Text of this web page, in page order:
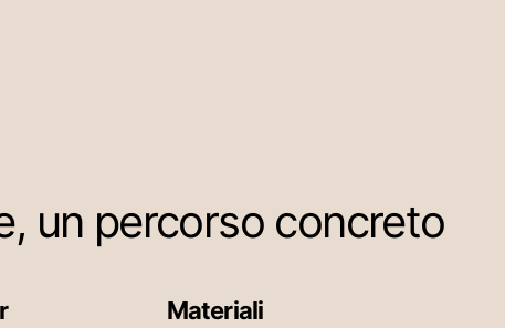
un percorso concreto
Materiali